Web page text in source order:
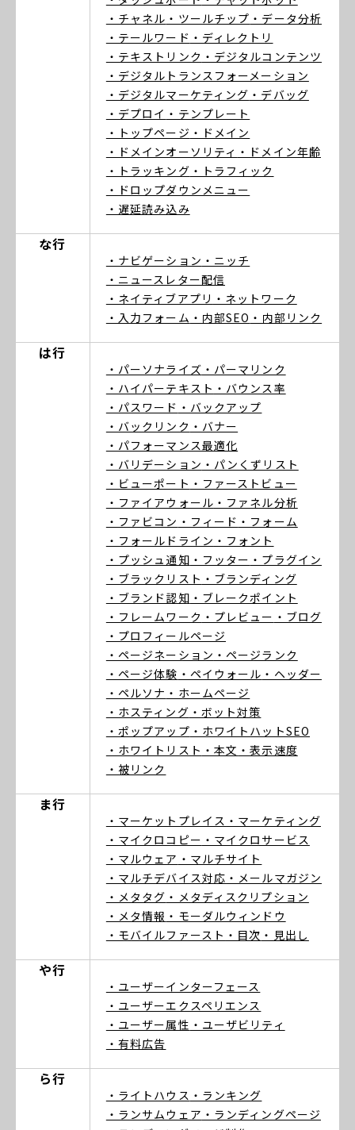
・チャネル ・ツールチップ ・データ分析
・テールワード ・ディレクトリ
・テキストリンク ・デジタルコンテンツ
・デジタルトランスフォーメーション
・デジタルマーケティング ・デバッグ
・デプロイ ・テンプレート
・トップページ ・ドメイン
・ドメインオーソリティ ・ドメイン年齢
・トラッキング ・トラフィック
・ドロップダウンメニュー
・遅延読み込み
な行
・ナビゲーション ・ニッチ
・ニュースレター配信
・ネイティブアプリ ・ネットワーク
・入力フォーム ・内部SEO ・内部リンク
は行
・パーソナライズ ・パーマリンク
・ハイパーテキスト ・バウンス率
・パスワード ・バックアップ
・バックリンク ・バナー
・パフォーマンス最適化
・バリデーション ・パンくずリスト
・ビューポート ・ファーストビュー
・ファイアウォール ・ファネル分析
・ファビコン ・フィード ・フォーム
・フォールドライン ・フォント
・プッシュ通知 ・フッター ・プラグイン
・ブラックリスト ・ブランディング
・ブランド認知 ・ブレークポイント
・フレームワーク ・プレビュー ・ブログ
・プロフィールページ
・ページネーション ・ページランク
・ページ体験 ・ペイウォール ・ヘッダー
・ペルソナ ・ホームページ
・ホスティング ・ボット対策
・ポップアップ ・ホワイトハットSEO
・ホワイトリスト ・本文 ・表示速度
・被リンク
ま行
・マーケットプレイス ・マーケティング
・マイクロコピー ・マイクロサービス
・マルウェア ・マルチサイト
・マルチデバイス対応 ・メールマガジン
・メタタグ ・メタディスクリプション
・メタ情報 ・モーダルウィンドウ
・モバイルファースト ・目次 ・見出し
や行
・ユーザーインターフェース
・ユーザーエクスペリエンス
・ユーザー属性 ・ユーザビリティ
・有料広告
ら行
・ライトハウス ・ランキング
・ランサムウェア ・ランディングページ